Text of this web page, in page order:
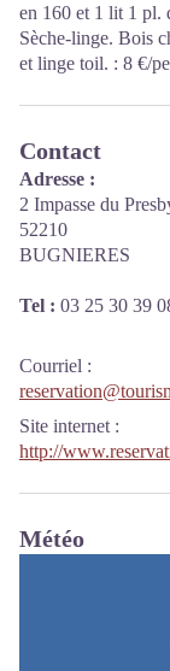
en 160 et 1 lit 1 pl.
Sèche-linge. Bois
et linge toil. : 8 €/
Contact
Adresse :
2 Impasse du
52210
BUGNIERES
Tel : 03 25 30 39
Courriel :
Site internet :
http://
Météo